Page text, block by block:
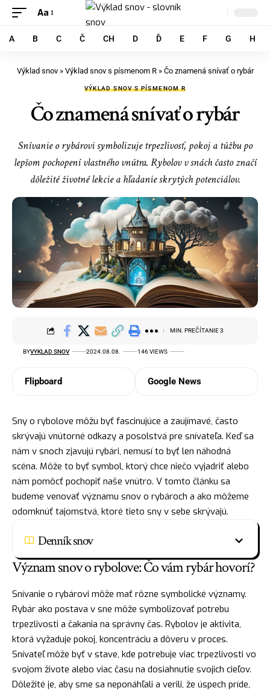
Aa
A B C Č CH D Ď E F G H
Výklad snov» Výklad snov s písmenom R» Čo znamená snívať o rybár
VÝKLAD SNOV S PÍSMENOM R
Čo znamená snívať o rybár
Snívanie o rybárovi symbolizuje trpezlivosť, pokoj a túžbu po
lepšom pochopení vlastného vnútra. Rybolov v snách často značí
dôležité životné lekcie a hľadanie skrytých potenciálov.
BYVYKLAD SNOV 2024.08.08. 146 VIEWS
MIN. PREČÍTANIE 3
Flipboard Google News
Sny o rybolove môžu byť fascinujúce a zaujímavé, často
skrývajú vnútorné odkazy a posolstvá pre snívateľa. Keď sa
nám v snoch zjavujú rybári, nemusí to byť len náhodná
scéna. Môže to byť symbol, ktorý chce niečo vyjadriť alebo
nám pomôcť pochopiť naše vnútro. V tomto článku sa
budeme venovať významu snov o rybároch a ako môžeme
odomknúť tajomstvá, ktoré tieto sny v sebe skrývajú.
Denník snov
Význam snov o rybolove: Čo vám rybár hovorí?
Snívanie o rybárovi môže mať rôzne symbolické významy.
Rybár ako postava v sne môže symbolizovať potrebu
trpezlivosti a čakania na správny čas. Rybolov je aktivita,
ktorá vyžaduje pokoj, koncentráciu a dôveru v proces.
Snívateľ môže byť v stave, kde potrebuje viac trpezlivosti vo
svojom živote alebo viac času na dosiahnutie svojich cieľov.
Dôležité je, aby sme sa neponáhľali a verili, že úspech príde,